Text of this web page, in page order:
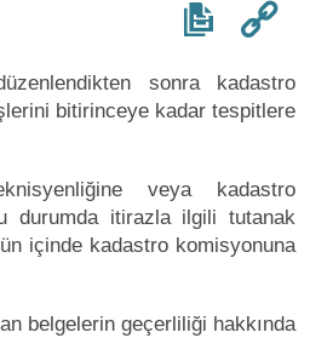
sonra kadastro
bitirinceye kadar tespitlere
veya kadastro
durumda itirazla ilgili tutanak
içinde kadastro komisyonuna
belgelerin geçerliliği hakkında